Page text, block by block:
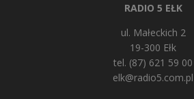
RADIO 5 EŁK
ul. Małeckich 2
19-300 Ełk
tel. (87) 621 59 00
elk@radio5.com.pl